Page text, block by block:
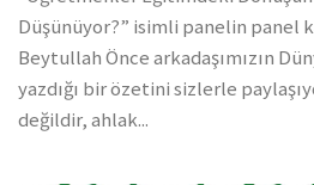
Düşünüyor?” isimli panelin panel
Beytullah Önce arkadaşımızın
yazdığı bir özetini sizlerle
değildir, ahlak...